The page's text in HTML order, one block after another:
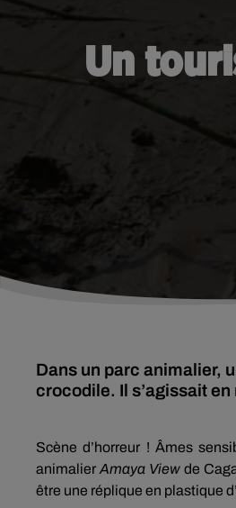
Un
Dans un parc animalier,
crocodile. Il s’agissait
Scène d’horreur ! Âmes
animalierAmaya View de
être une réplique en plastique